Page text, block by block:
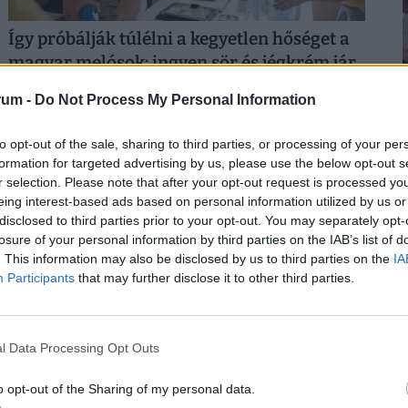
- Do Not Process My Personal Information
opt-out of the sale, sharing to third parties, or processing of your
for targeted advertising by us, please use the below opt-out
selection. Please note that after your opt-out request is processed
interest-based ads based on personal information utilized by us
to third parties prior to your opt-out. You may separately
of your personal information by third parties on the IAB’s list of
This information may also be disclosed by us to third parties on the
Participants that may further disclose it to other third parties.
Data Processing Opt Outs
opt-out of the Sharing of my personal data.
Így próbálják túlélni a kegyetlen hőséget a
magyar melósok: ingyen sör és jégkrém jár
A kánikula elleni védekezést bonyolítja, hogy a
kormányzati elvárásokkal összhangban a cégeknek az
energiafogyasztásukat is mérsékelniük kell.
Kegyetlen hetek várnak a dolgozó